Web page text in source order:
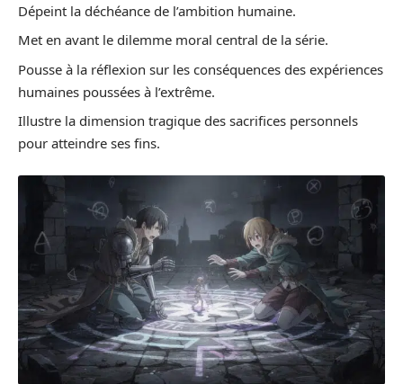
Dépeint la déchéance de l’ambition humaine.
Met en avant le dilemme moral central de la série.
Pousse à la réflexion sur les conséquences des expériences
humaines poussées à l’extrême.
Illustre la dimension tragique des sacrifices personnels
pour atteindre ses fins.